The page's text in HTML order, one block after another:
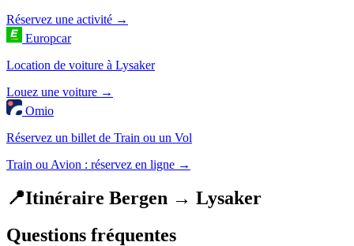
Réservez une activité →
Europcar
Location de voiture à Lysaker
Louez une voiture →
Omio
Réservez un billet de Train ou un Vol
Train ou Avion : réservez en ligne →
📍Itinéraire Bergen → Lysaker
Questions fréquentes